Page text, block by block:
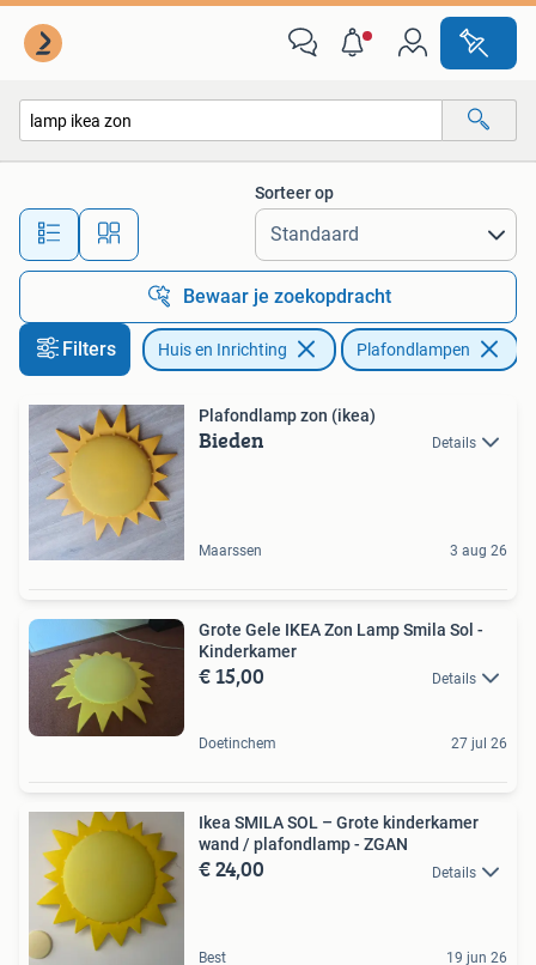
Alle afstanden…
Sorteer op
Bewaar je zoekopdracht
Filters Huis en Inrichting Plafondlampen
Plafondlamp zon (ikea)
Bieden Details
Maarssen 3 aug 26
Grote Gele IKEA Zon Lamp Smila Sol -
Kinderkamer
€ 15,00 Details
Doetinchem 27 jul 26
Ikea SMILA SOL – Grote kinderkamer
wand / plafondlamp - ZGAN
€ 24,00 Details
Best 19 jun 26